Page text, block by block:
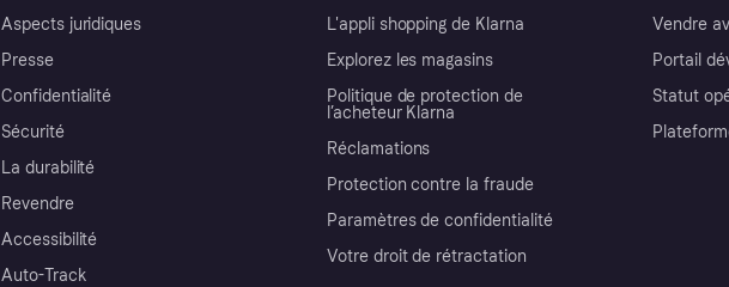
Aspects juridiques
Presse
Confidentialité
Sécurité
La durabilité
Revendre
Accessibilité
Auto-Track
L'appli shopping de Klarna
Explorez les magasins
Politique de protection de
l’acheteur Klarna
Réclamations
Protection contre la fraude
Paramètres de confidentialité
Votre droit de rétractation
Vendre
Portail
Statut